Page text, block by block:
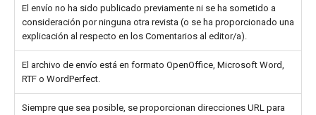
El envío no ha sido publicado previamente ni se ha sometido a
consideración por ninguna otra revista (o se ha proporcionado una
explicación al respecto en los Comentarios al editor/a).
El archivo de envío está en formato OpenOffice, Microsoft Word,
RTF o WordPerfect.
Siempre que sea posible, se proporcionan direcciones URL para